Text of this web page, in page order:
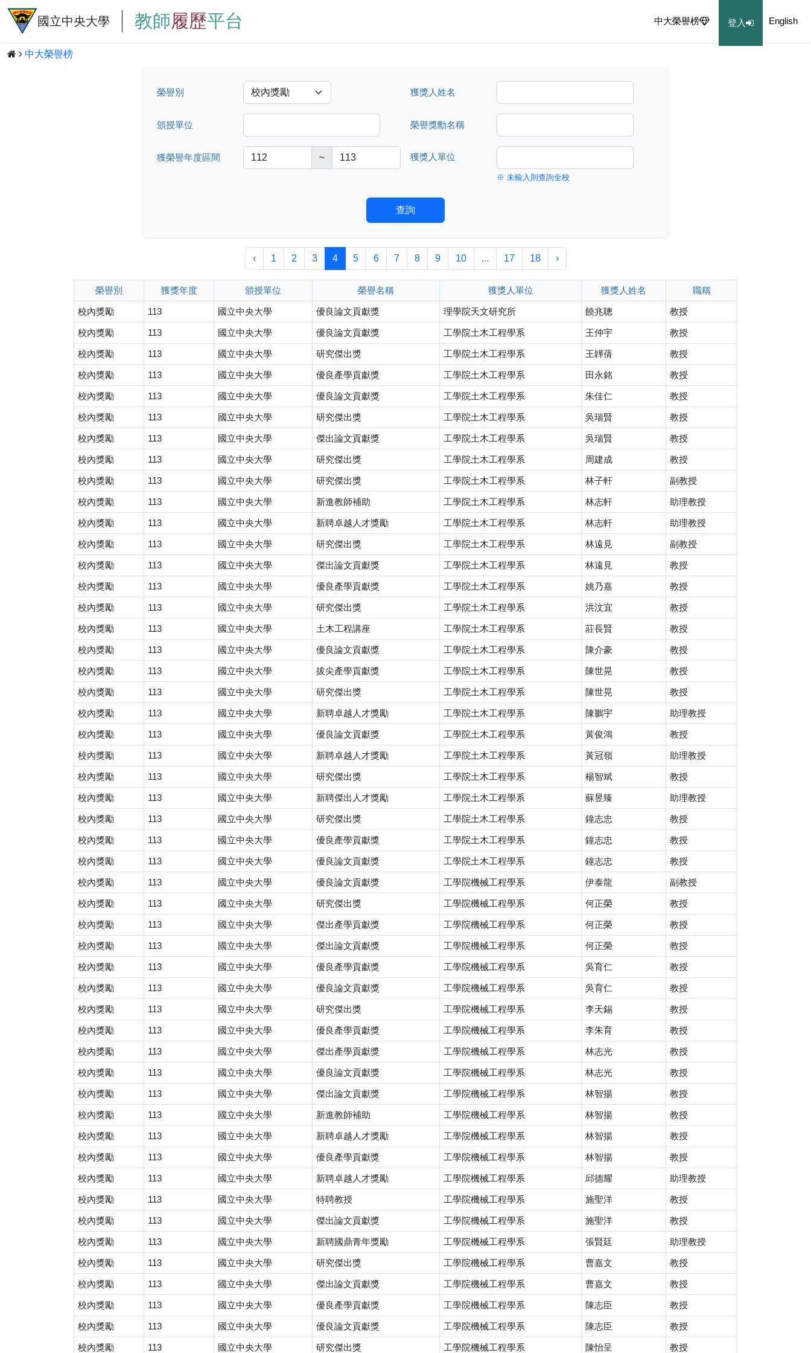
國立中央大學 教師履歷平台 中大榮譽榜 登入 English
中大榮譽榜
榮譽別 獲獎人姓名
頒授單位 榮譽獎勳名稱
獲榮譽年度區間 ~ 獲獎人單位
※ 未輸入則查詢全校
查詢
‹ 1 2 3 4 5 6 7 8 9 10 ... 17 18 ›
榮譽別 獲獎年度 頒授單位 榮譽名稱 獲獎人單位 獲獎人姓名 職稱
校內獎勵 113 國立中央大學 優良論文貢獻獎 理學院天文研究所 饒兆聰 教授
校內獎勵 113 國立中央大學 優良論文貢獻獎 工學院土木工程學系 王仲宇 教授
校內獎勵 113 國立中央大學 研究傑出獎 工學院土木工程學系 王韡蒨 教授
校內獎勵 113 國立中央大學 優良產學貢獻獎 工學院土木工程學系 田永銘 教授
校內獎勵 113 國立中央大學 優良論文貢獻獎 工學院土木工程學系 朱佳仁 教授
校內獎勵 113 國立中央大學 研究傑出獎 工學院土木工程學系 吳瑞賢 教授
校內獎勵 113 國立中央大學 傑出論文貢獻獎 工學院土木工程學系 吳瑞賢 教授
校內獎勵 113 國立中央大學 研究傑出獎 工學院土木工程學系 周建成 教授
校內獎勵 113 國立中央大學 研究傑出獎 工學院土木工程學系 林子軒 副教授
校內獎勵 113 國立中央大學 新進教師補助 工學院土木工程學系 林志軒 助理教授
校內獎勵 113 國立中央大學 新聘卓越人才獎勵 工學院土木工程學系 林志軒 助理教授
校內獎勵 113 國立中央大學 研究傑出獎 工學院土木工程學系 林遠見 副教授
校內獎勵 113 國立中央大學 傑出論文貢獻獎 工學院土木工程學系 林遠見 教授
校內獎勵 113 國立中央大學 優良產學貢獻獎 工學院土木工程學系 姚乃嘉 教授
校內獎勵 113 國立中央大學 研究傑出獎 工學院土木工程學系 洪汶宜 教授
校內獎勵 113 國立中央大學 土木工程講座 工學院土木工程學系 莊長賢 教授
校內獎勵 113 國立中央大學 優良論文貢獻獎 工學院土木工程學系 陳介豪 教授
校內獎勵 113 國立中央大學 拔尖產學貢獻獎 工學院土木工程學系 陳世晃 教授
校內獎勵 113 國立中央大學 研究傑出獎 工學院土木工程學系 陳世晃 教授
校內獎勵 113 國立中央大學 新聘卓越人才獎勵 工學院土木工程學系 陳鵬宇 助理教授
校內獎勵 113 國立中央大學 優良論文貢獻獎 工學院土木工程學系 黃俊鴻 教授
校內獎勵 113 國立中央大學 新聘卓越人才獎勵 工學院土木工程學系 黃冠嶺 助理教授
校內獎勵 113 國立中央大學 研究傑出獎 工學院土木工程學系 楊智斌 教授
校內獎勵 113 國立中央大學 新聘傑出人才獎勵 工學院土木工程學系 蘇昱臻 助理教授
校內獎勵 113 國立中央大學 研究傑出獎 工學院土木工程學系 鐘志忠 教授
校內獎勵 113 國立中央大學 優良產學貢獻獎 工學院土木工程學系 鐘志忠 教授
校內獎勵 113 國立中央大學 優良論文貢獻獎 工學院土木工程學系 鐘志忠 教授
校內獎勵 113 國立中央大學 優良論文貢獻獎 工學院機械工程學系 伊泰龍 副教授
校內獎勵 113 國立中央大學 研究傑出獎 工學院機械工程學系 何正榮 教授
校內獎勵 113 國立中央大學 傑出產學貢獻獎 工學院機械工程學系 何正榮 教授
校內獎勵 113 國立中央大學 傑出論文貢獻獎 工學院機械工程學系 何正榮 教授
校內獎勵 113 國立中央大學 優良產學貢獻獎 工學院機械工程學系 吳育仁 教授
校內獎勵 113 國立中央大學 優良論文貢獻獎 工學院機械工程學系 吳育仁 教授
校內獎勵 113 國立中央大學 研究傑出獎 工學院機械工程學系 李天錫 教授
校內獎勵 113 國立中央大學 優良產學貢獻獎 工學院機械工程學系 李朱育 教授
校內獎勵 113 國立中央大學 傑出產學貢獻獎 工學院機械工程學系 林志光 教授
校內獎勵 113 國立中央大學 優良論文貢獻獎 工學院機械工程學系 林志光 教授
校內獎勵 113 國立中央大學 傑出論文貢獻獎 工學院機械工程學系 林智揚 教授
校內獎勵 113 國立中央大學 新進教師補助 工學院機械工程學系 林智揚 教授
校內獎勵 113 國立中央大學 新聘卓越人才獎勵 工學院機械工程學系 林智揚 教授
校內獎勵 113 國立中央大學 優良產學貢獻獎 工學院機械工程學系 林智揚 教授
校內獎勵 113 國立中央大學 新聘卓越人才獎勵 工學院機械工程學系 邱德耀 助理教授
校內獎勵 113 國立中央大學 特聘教授 工學院機械工程學系 施聖洋 教授
校內獎勵 113 國立中央大學 傑出論文貢獻獎 工學院機械工程學系 施聖洋 教授
校內獎勵 113 國立中央大學 新聘國鼎青年獎勵 工學院機械工程學系 張賢廷 助理教授
校內獎勵 113 國立中央大學 研究傑出獎 工學院機械工程學系 曹嘉文 教授
校內獎勵 113 國立中央大學 傑出論文貢獻獎 工學院機械工程學系 曹嘉文 教授
校內獎勵 113 國立中央大學 優良產學貢獻獎 工學院機械工程學系 陳志臣 教授
校內獎勵 113 國立中央大學 優良論文貢獻獎 工學院機械工程學系 陳志臣 教授
校內獎勵 113 國立中央大學 研究傑出獎 工學院機械工程學系 陳怡呈 教授